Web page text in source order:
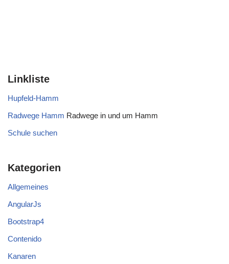
Linkliste
Hupfeld-Hamm
Radwege Hamm Radwege in und um Hamm
Schule suchen
Kategorien
Allgemeines
AngularJs
Bootstrap4
Contenido
Kanaren